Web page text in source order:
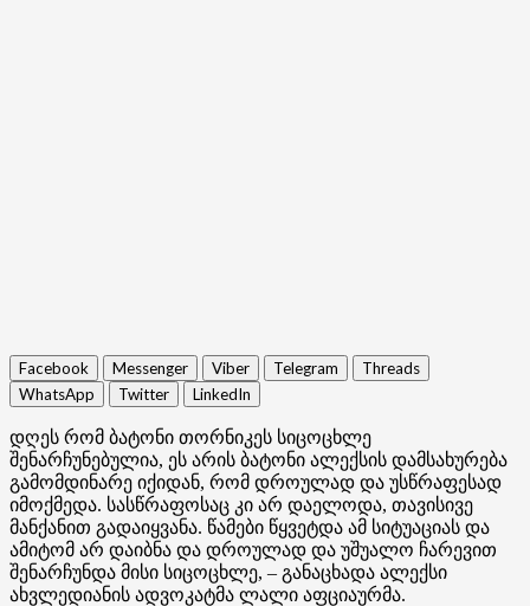
Facebook Messenger Viber Telegram
Threads
WhatsApp
Twitter LinkedIn
დღეს რომ ბატონი თორნიკეს სიცოცხლე
შენარჩუნებულია, ეს არის ბატონი ალექსის დამსახურება
გამომდინარე იქიდან, რომ დროულად და უსწრაფესად
იმოქმედა. სასწრაფოსაც კი არ დაელოდა, თავისივე
მანქანით გადაიყვანა. წამები წყვეტდა ამ სიტუაციას და
ამიტომ არ დაიბნა და დროულად და უშუალო ჩარევით
შენარჩუნდა მისი სიცოცხლე, – განაცხადა ალექსი
ახვლედიანის ადვოკატმა ლალი აფციაურმა.